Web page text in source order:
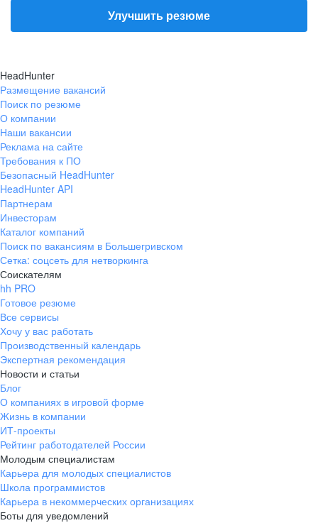
Улучшить резюме
HeadHunter
Размещение вакансий
Поиск по резюме
О компании
Наши вакансии
Реклама на сайте
Требования к ПО
Безопасный HeadHunter
HeadHunter API
Партнерам
Инвесторам
Каталог компаний
Поиск по вакансиям в Большегривском
Сетка: соцсеть для нетворкинга
Соискателям
hh PRO
Готовое резюме
Все сервисы
Хочу у вас работать
Производственный календарь
Экспертная рекомендация
Новости и статьи
Блог
О компаниях в игровой форме
Жизнь в компании
ИТ-проекты
Рейтинг работодателей России
Молодым специалистам
Карьера для молодых специалистов
Школа программистов
Карьера в некоммерческих организациях
Боты для уведомлений